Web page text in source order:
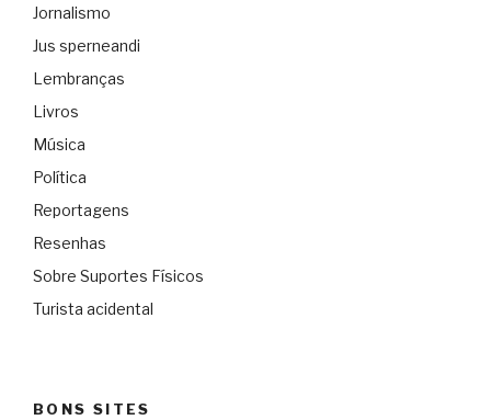
Jornalismo
Jus sperneandi
Lembranças
Livros
Música
Política
Reportagens
Resenhas
Sobre Suportes Físicos
Turista acidental
BONS SITES